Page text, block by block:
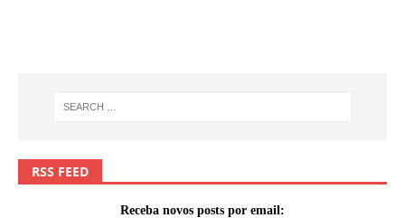
RSS FEED
Receba novos posts por email: